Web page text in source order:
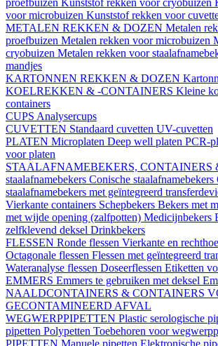
proefbuizen Kunststof rekken voor cryobuizen
voor microbuizen Kunststof rekken voor
METALEN REKKEN & DOZEN Metalen
proefbuizen Metalen rekken voor microbuizen
cryobuizen Metalen rekken voor
mandjes
KARTONNEN REKKEN & DOZEN
KOELREKKEN & -CONTAINERS Kleine
containers
CUPS Analysercups
CUVETTEN Standaard cuvetten UV-cuvetten
PLATEN Microplaten Deep well platen PCR-
voor platen
STAALAFNAMEBEKERS, CONTAINERS
staalafnamebekers Conische staalafnamebekers
staalafnamebekers met geïntegreerd
Vierkante containers Schepbekers Bekers met
met wijde opening (zalfpotten) Medicijnbekers
zelfklevend deksel Drinkbekers
FLESSEN Ronde flessen Vierkante en
Octagonale flessen Flessen met geïntegreerd
Wateranalyse flessen Doseerflessen Etiketten
EMMERS Emmers te gebruiken met deksel
NAALDCONTAINERS & CONTAINERS
GECONTAMINEERD AFVAL
WEGWERPPIPETTEN Plastic serologische
pipetten Polypetten Toebehoren voor